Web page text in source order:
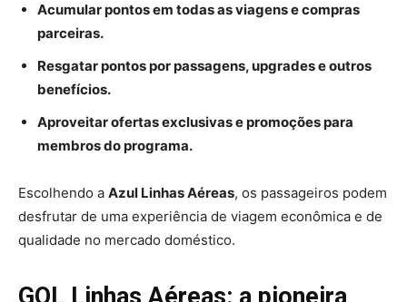
Acumular pontos em todas as viagens e compras
parceiras.
Resgatar pontos por passagens, upgrades e outros
benefícios.
Aproveitar ofertas exclusivas e promoções para
membros do programa.
Escolhendo a Azul Linhas Aéreas, os passageiros podem
desfrutar de uma experiência de viagem econômica e de
qualidade no mercado doméstico.